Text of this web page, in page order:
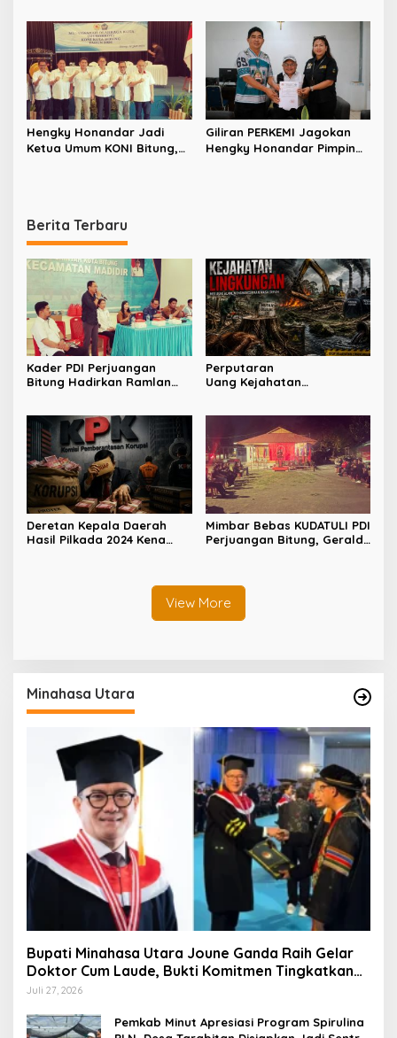
Sejarah
Hengky Honandar Jadi
Ketua Umum KONI Bitung,
Giliran PERKEMI Jagokan
Hengky Honandar Pimpin
Berita Terbaru
Kader PDI Perjuangan
Bitung Hadirkan Ramlan
Perputaran
Uang Kejahatan
Deretan Kepala Daerah
Hasil Pilkada 2024 Kena
Mimbar Bebas KUDATULI PDI
Perjuangan Bitung, Geraldi
View More
Minahasa Utara
Bupati Minahasa Utara Joune Ganda Raih Gelar
Doktor Cum Laude, Bukti Komitmen Tingkatkan
Kualitas Kepemimpinan
Juli 27, 2026
Pemkab Minut Apresiasi Program Spirulina